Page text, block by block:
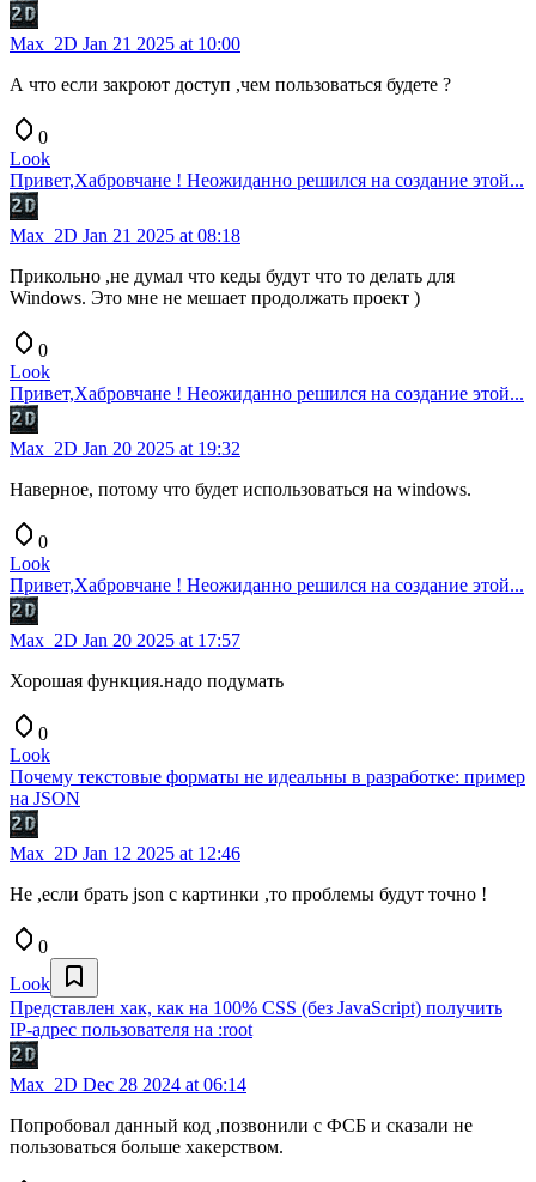
Max_2D Jan 21 2025 at 10:00
А что если закроют доступ ,чем пользоваться будете ?
0
Look
Привет,Хабровчане ! Неожиданно решился на создание этой...
Max_2D Jan 21 2025 at 08:18
Прикольно ,не думал что кеды будут что то делать для
Windows. Это мне не мешает продолжать проект )
0
Look
Привет,Хабровчане ! Неожиданно решился на создание этой...
Max_2D Jan 20 2025 at 19:32
Наверное, потому что будет использоваться на windows.
0
Look
Привет,Хабровчане ! Неожиданно решился на создание этой...
Max_2D Jan 20 2025 at 17:57
Хорошая функция.надо подумать
0
Look
Почему текстовые форматы не идеальны в разработке: пример
на JSON
Max_2D Jan 12 2025 at 12:46
Не ,если брать json с картинки ,то проблемы будут точно !
0
Look
Представлен хак, как на 100% CSS (без JavaScript) получить
IP‑адрес пользователя на :root
Max_2D Dec 28 2024 at 06:14
Попробовал данный код ,позвонили с ФСБ и сказали не
пользоваться больше хакерством.